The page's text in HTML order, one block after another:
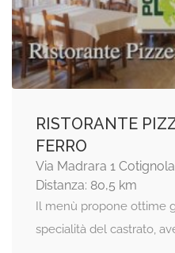
RISTORANTE
FERRO
Via Madrara 1
Distanza: 80,5 km
Il menù propone ottime
specialità del castrato,